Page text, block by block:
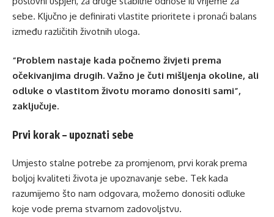
sebe. Ključno je definirati vlastite prioritete i pronaći balans
između različitih životnih uloga.
“Problem nastaje kada počnemo živjeti prema
očekivanjima drugih. Važno je čuti mišljenja okoline, ali
odluke o vlastitom životu moramo donositi sami”,
zaključuje.
Prvi korak – upoznati sebe
Umjesto stalne potrebe za promjenom, prvi korak prema
boljoj kvaliteti života je upoznavanje sebe. Tek kada
razumijemo što nam odgovara, možemo donositi odluke
koje vode prema stvarnom zadovoljstvu.